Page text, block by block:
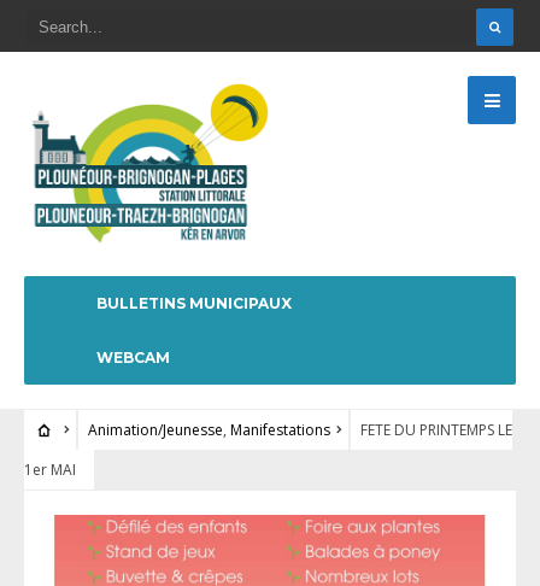
BULLETINS MUNICIPAUX
WEBCAM
Animation/Jeunesse, Manifestations
FETE DU PRINTEMPS LE
1er MAI